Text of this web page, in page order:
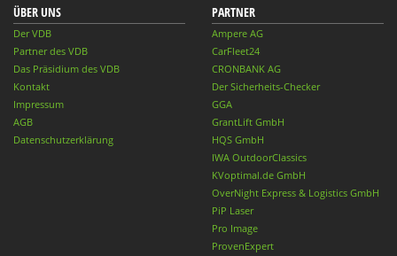
ÜBER UNS
Der VDB
Partner des VDB
Das Präsidium des VDB
Kontakt
Impressum
AGB
Datenschutzerklärung
PARTNER
Ampere AG
CarFleet24
CRONBANK AG
Der Sicherheits-Checker
GGA
GrantLift GmbH
HQS GmbH
IWA OutdoorClassics
KVoptimal.de GmbH
OverNight Express & Logistics GmbH
PiP Laser
Pro Image
ProvenExpert